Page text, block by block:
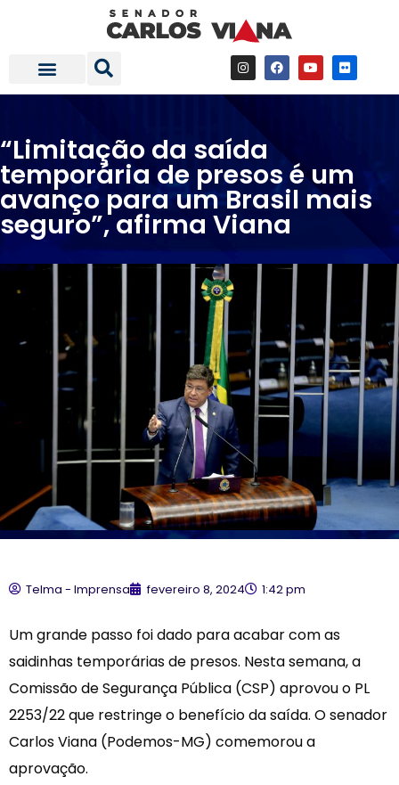
“Limitação da saída
temporária de presos é um
avanço para um Brasil mais
seguro”, afirma Viana
Telma - Imprensa fevereiro 8, 2024 1:42 pm
Um grande passo foi dado para acabar com as
saidinhas temporárias de presos. Nesta semana, a
Comissão de Segurança Pública (CSP) aprovou o PL
2253/22 que restringe o benefício da saída. O senador
Carlos Viana (Podemos-MG) comemorou a
aprovação.